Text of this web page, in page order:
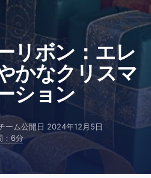
リボン：エレ
かなクリスマ
ション
ーム公開日 2024年12月5日
：6分